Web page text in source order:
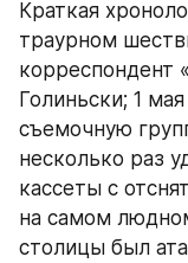
Краткая
траурном
корреспондент
Голиньски; 1
съемочную
несколько раз
кассеты с
на самом
столицы был